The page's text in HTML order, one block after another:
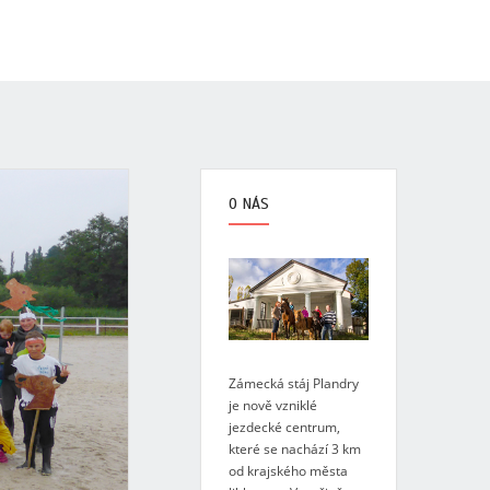
O NÁS
Zámecká stáj Plandry
je nově vzniklé
jezdecké centrum,
které se nachází 3 km
od krajského města